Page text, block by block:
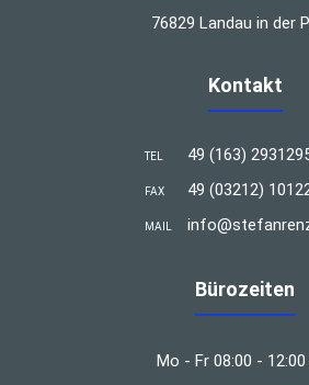
76829 Landau in der
Kontakt
TEL 49 (163)
FAX 49 (03212)
MAIL
Bürozeiten
Mo - Fr 08:00 - 12:00